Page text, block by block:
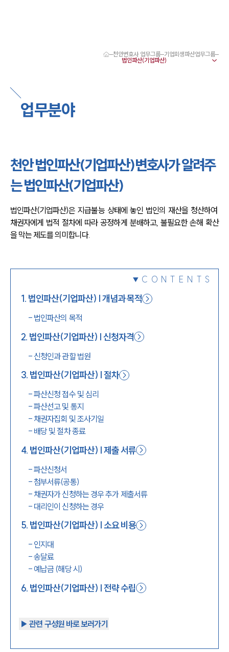
천안형사전문변호사
천안이혼전문변호사
천안학교폭력변호사
천안 분사무소 오시는 길
천안변호사상담 상담접수
채용정보
천안변호사 업무그룹 기업회생파산업무그룹
업무분야
천안 법인파산(기업파산)변호사가 알려주
는 법인파산(기업파산)
법인파산(기업파산)은 지급불능 상태에 놓인 법인의 재산을 청산하여
채권자에게 법적 절차에 따라 공정하게 분배하고, 불필요한 손해 확산
을 막는 제도를 의미합니다.
CONTENTS
1. 법인파산(기업파산) | 개념과 목적
- 법인파산의 목적
2. 법인파산(기업파산) | 신청자격
-신청인과 관할 법원
3. 법인파산(기업파산) | 절차
-파산신청 접수 및 심리
-파산선고 및 통지
- 채권자집회 및 조사기일
- 배당 및 절차 종료
4. 법인파산(기업파산) | 제출 서류
-파산신청서
-첨부서류(공통)
- 채권자가 신청하는 경우 추가 제출서류
- 대리인이 신청하는 경우
5. 법인파산(기업파산) | 소요 비용
- 인지대
-송달료
- 예납금 (해당 시)
6. 법인파산(기업파산) | 전략 수립
▶︎ 관련 구성원 바로 보러가기